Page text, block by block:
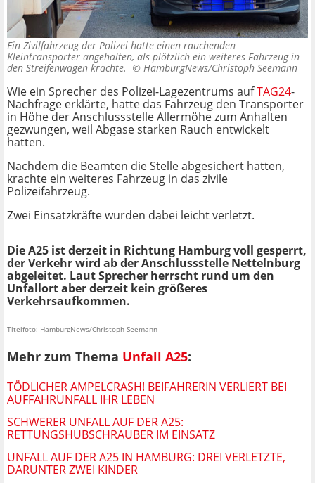
Ein Zivilfahrzeug der Polizei hatte einen rauchenden
Kleintransporter angehalten, als plötzlich ein weiteres Fahrzeug in
den Streifenwagen krachte. © HamburgNews/Christoph Seemann
Wie ein Sprecher des Polizei-Lagezentrums aufTAG24-
Nachfrage erklärte, hatte das Fahrzeug den Transporter
in Höhe der Anschlussstelle Allermöhe zum Anhalten
gezwungen, weil Abgase starken Rauch entwickelt
hatten.
Nachdem die Beamten die Stelle abgesichert hatten,
krachte ein weiteres Fahrzeug in das zivile
Polizeifahrzeug.
Zwei Einsatzkräfte wurden dabei leicht verletzt.
Die A25 ist derzeit in Richtung Hamburg voll gesperrt,
der Verkehr wird ab der Anschlussstelle Nettelnburg
abgeleitet. Laut Sprecher herrscht rund um den
Unfallort aber derzeit kein größeres
Verkehrsaufkommen.
Titelfoto: HamburgNews/Christoph Seemann
Mehr zum Thema Unfall A25:
TÖDLICHER AMPELCRASH! BEIFAHRERIN VERLIERT BEI
AUFFAHRUNFALL IHR LEBEN
SCHWERER UNFALL AUF DER A25:
RETTUNGSHUBSCHRAUBER IM EINSATZ
UNFALL AUF DER A25 IN HAMBURG: DREI VERLETZTE,
DARUNTER ZWEI KINDER